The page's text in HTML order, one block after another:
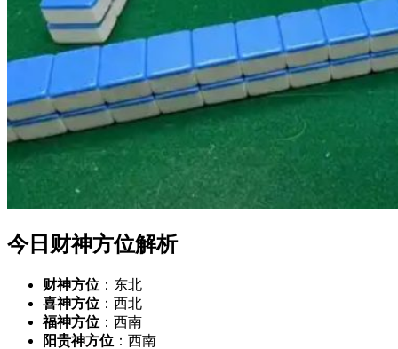
今日财神方位解析
财神方位 ：东北
喜神方位 ：西北
福神方位 ：西南
阳贵神方位 ：西南